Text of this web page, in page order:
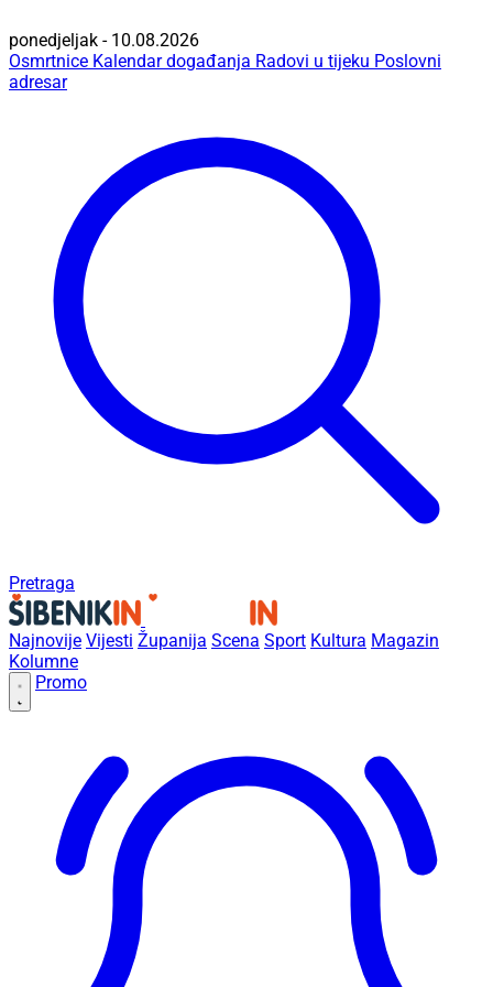
ponedjeljak - 10.08.2026
Osmrtnice Kalendar događanja Radovi u tijeku Poslovni
adresar
Pretraga
Najnovije Vijesti Županija Scena Sport Kultura Magazin
Kolumne
Promo